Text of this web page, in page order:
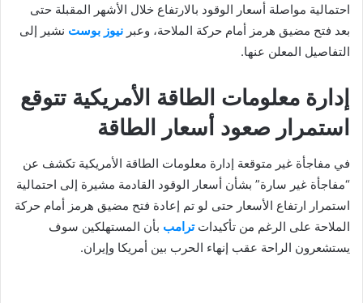
احتمالية مواصلة أسعار الوقود بالارتفاع خلال الأشهر المقبلة حتى
بعد فتح مضيق هرمز أمام حركة الملاحة، وعبر نيوز بوست نشير إلى
التفاصيل المعلن عنها.
إدارة معلومات الطاقة الأمريكية تتوقع
استمرار صعود أسعار الطاقة
في مفاجأة غير متوقعة إدارة معلومات الطاقة الأمريكية تكشف عن
“مفاجأة غير سارة” بشأن أسعار الوقود القادمة مشيرة إلى احتمالية
استمرار ارتفاع الأسعار حتى لو تم إعادة فتح مضيق هرمز أمام حركة
الملاحة على الرغم من تأكيداتترامب بأن المستهلكين سوف
يستشعرون الراحة عقب إنهاء الحرب بين أمريكا وإيران.